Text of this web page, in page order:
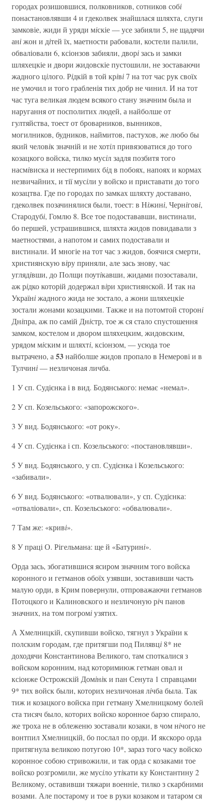
городах розишовшися, полковников, сотников собі
понастановлявши 4 и гдеколвек знайшлася шляхта, слуги
замковіе, жиди й уряди міскіе — усе забияли 5, не щадячи
аніжон и дітей їх, маетности рабовали, костели палили,
обваліовали 6, ксіонзов забияли, дворізась и замки
шляхецкіе и двори жидовскіе пустошили, не зоставаючи
жадного цілого. Рідкій в той кріві7 на тот час рук своїх
не умочил и того грабленія тих добр не чинил. И на тот
час туга великая людем всякого стану значним была и
наругання от посполитих людей, а найболше от
гултяйства, тоест от броварников, вынников,
могилников, будников, наймитов, пастухов, же любо бы
який человік значній и не хотіл привязоватися до того
козацкого войска, тилко мусіл задля позбитя того
насмівиска и нестерпимих бід в побоях, напоях и кормах
незвичайних, и тії мусіли у войско и приставати до того
козацтва. Где по городах по замках шляхту доставано,
гдеколвек позачинялися были, тоест: в Ніжині, Чернігові,
Стародубі, Гомлю 8. Все тое подостававши, вистинали,
бо першей, устрашившися, шляхта жидов повидавали з
маетностями, а напотом и самих подоставали и
вистинали. И многіе на тот час з жидов, боячися смерти,
християнскую віру приняли, але зась знову, час
углядівши, до Полщи поутікавши, жидами позоставали,
аж рідко которій додержал віри християнской. И так на
Україніжадного жида не зостало, а жони шляхецкіе
зостали жонами козацкими. Также и на потомтой стороні
Дніпра, аж по самій Дністр, тое ж ся стало спустошення
замком, костелом и двором шляхецким, жидовским,
урядом міским и шляхті, ксіонзом, — усюда тое
вытрачено, а 53найболше жидов пропало в Немерові и в
Тулчині— незличоная личба.
1 У сп. Судієнка і в вид. Бодянського: немає «немал».
2 У сп. Козельського: «запорожского».
3 У вид. Бодянського: «от року».
4 У сп. Судієнка і сп. Козельського: «постановлявши».
5 У вид. Бодянського, у сп. Судієнка і Козельського:
«забивали».
6 У вид. Бодянського: «отвалювали», у сп. Судієнка:
«отваліовали», сп. Козельського: «обвалювали».
7 Там же: «криві».
8 У праці О. Рігельмана: ще й «Батурині».
Орда зась, збогатившися ясиром значним того войска
коронного и гетманов обоїх узявши, зоставивши часть
малую орди, в Крим повернули, отпроважаючи гетманов
Потоцкого и Калиновского и незличоную річ панов
значних, на том погроміузятих.
А Хмелницкій, скупивши войско, тягнул з України к
полским городам, где притягши под Пилявці 8* не
доходячи Константинова Великого, там споткалися з
войском коронним, над которимиюж гетман овал и
ксіонже Острожскій Домінік и пан Сенута 1 справцами
9* тих войск были, которих незличоная лічба была. Так
тиж и козацкого войска при гетману Хмелницкому болей
ста тисяч было, которих войско коронное барзо спирало,
же троха не в облеженю зоставали козаки, в чом нічого не
вонтпил Хмелницкій, бо послал по орди. И якскоро орда
притягнула великою потугою 10*, зараз того часу войско
коронное собою стривожили, и так орда с козаками тое
войско розгромили, же мусіло утікати ку Константину 2
Великому, оставивши тяжари военніе, тилко з скарбними
возами. Але постарому и тое в руки козаком и татаром ся